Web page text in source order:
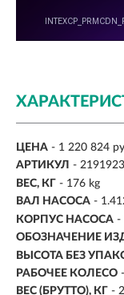
ЦЕНА - 1 220 824
АРТИКУЛ - 2191923
ВЕС, КГ - 176 kg
ВАЛ НАСОСА -
КОРПУС НАСОСА -
ОБОЗНАЧЕНИЕ
ВЫСОТА БЕЗ
РАБОЧЕЕ КОЛЕСО
ВЕС (БРУТТО), КГ -